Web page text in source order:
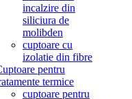
incalzire din
siliciura de
molibden
cuptoare cu
izolatie din fibre
pentru
termice
cuptoare pentru